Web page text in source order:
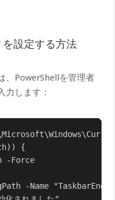
設定する方法
、PowerShellを管理者
力します：
{
-Force
-Name